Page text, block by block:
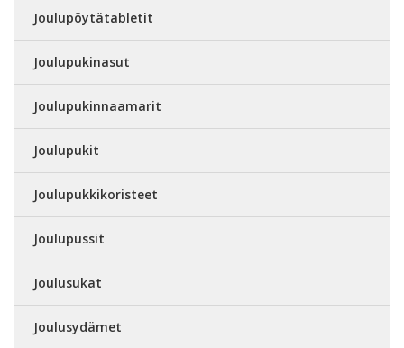
Joulupöytätabletit
Joulupukinasut
Joulupukinnaamarit
Joulupukit
Joulupukkikoristeet
Joulupussit
Joulusukat
Joulusydämet